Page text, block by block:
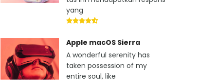
yang
Apple macOS Sierra
A wonderful serenity has
taken possession of my
entire soul, like